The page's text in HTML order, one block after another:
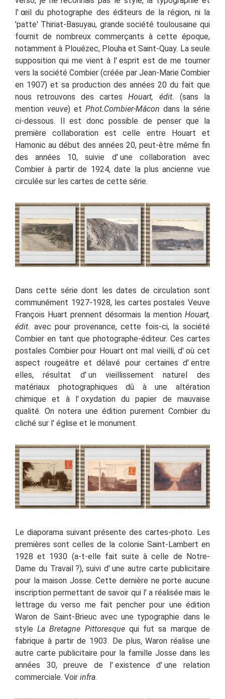
l' œil du photographe des éditeurs de la région, ni la
'patte' Thiriat-Basuyau, grande société toulousaine qui
fournit de nombreux commerçants à cette époque,
notamment à Plouézec, Plouha et Saint-Quay. La seule
supposition qui me vient à l' esprit est de me tourner
vers la société Combier (créée par Jean-Marie Combier
en 1907) et sa production des années 20 du fait que
nous retrouvons des cartesHouart, édit. (sans la
mention veuve) et Phot.Combier-Mâcon dans la série
ci-dessous. Il est donc possible de penser que la
première collaboration est celle entre Houart et
Hamonic au début des années 20, peut-être même fin
des années 10, suivie d' une collaboration avec
Combier à partir de 1924, date la plus ancienne vue
circulée sur les cartes de cette série.
Dans cette série dont les dates de circulation sont
communément 1927-1928, les cartes postales Veuve
François Huart prennent désormais la mention Houart,
édit. avec pour provenance, cette fois-ci, la société
Combier en tant que photographe-éditeur. Ces cartes
postales Combier pour Houartont mal vieilli, d' où cet
aspect rougeâtre et délavé pour certaines d' entre
elles, résultat d' un vieillissement naturel des
matériaux photographiques dû àune altération
chimique et à l' oxydation du papier de mauvaise
qualité. On notera une édition purement Combier du
cliché sur l' église et le monument.
Le diaporama suivant présente des cartes-photo. Les
premières sont celles de la colonie Saint-Lambert en
1928 et 1930 (a-t-elle fait suite à celle de Notre-
Dame du Travail ?), suivi d' une autre carte publicitaire
pour la maison Josse. Cette dernière ne porte aucune
inscription permettant de savoir qui l' a réalisée mais le
lettrage du verso me fait pencher pour une édition
Waron de Saint-Brieuc avec une typographie dans le
style La Bretagne Pittoresquequi fut sa marque de
fabrique à partir de 1903. De plus, Waron réalise une
autre carte publicitaire pour la famille Josse dans les
années 30, preuve de l' existence d' une relation
commerciale. Voir infra.